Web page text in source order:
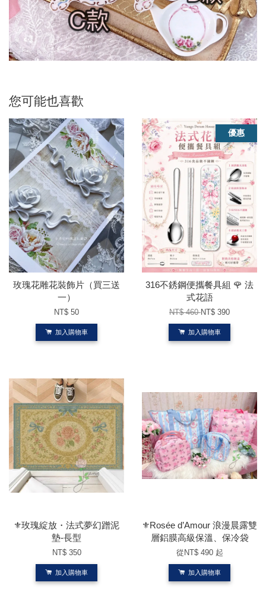
您可能也喜歡
玫瑰花雕花裝飾片（買三送
一）
NT$ 50
加入購物車
優惠
316不銹鋼便攜餐具組 🌹 法
式花語
NT$ 460NT$ 390
加入購物車
⚜️玫瑰綻放・法式夢幻蹭泥
墊-長型
NT$ 350
加入購物車
⚜️Rosée d’Amour 浪漫晨露雙
層鋁膜高級保溫、保冷袋
從 NT$ 490 起
加入購物車